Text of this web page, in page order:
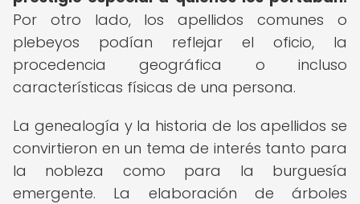
Por otro lado, los apellidos comunes o
plebeyos podían reflejar el oficio, la
procedencia geográfica o incluso
características físicas de una persona.
La genealogía y la historia de los apellidos se
convirtieron en un tema de interés tanto para
la nobleza como para la burguesía
emergente. La elaboración de árboles